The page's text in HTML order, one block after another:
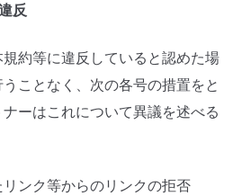
反
約等に違反していると認めた場
ことなく、次の各号の措置をと
ーはこれについて異議を述べる
ンク等からのリンクの拒否